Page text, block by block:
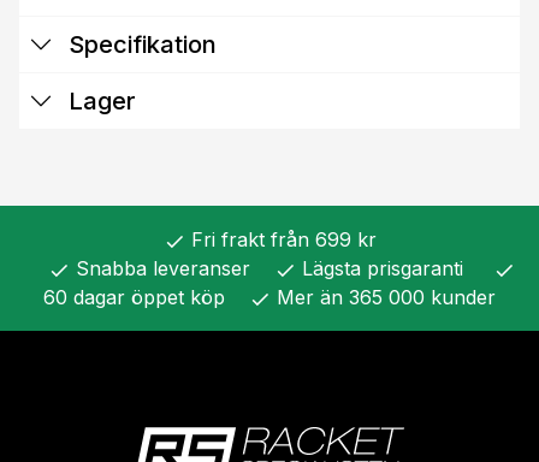
Specifikation
Lager
check Fri frakt från 699 kr
check Snabba leveranser check Lägsta prisgaranti check
60 dagar öppet köp check Mer än 365 000 kunder